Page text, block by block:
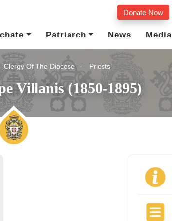
Donate Now
Patriarch News Media
Clergy Of The Diocese Priests
Villanis (1850-1895)